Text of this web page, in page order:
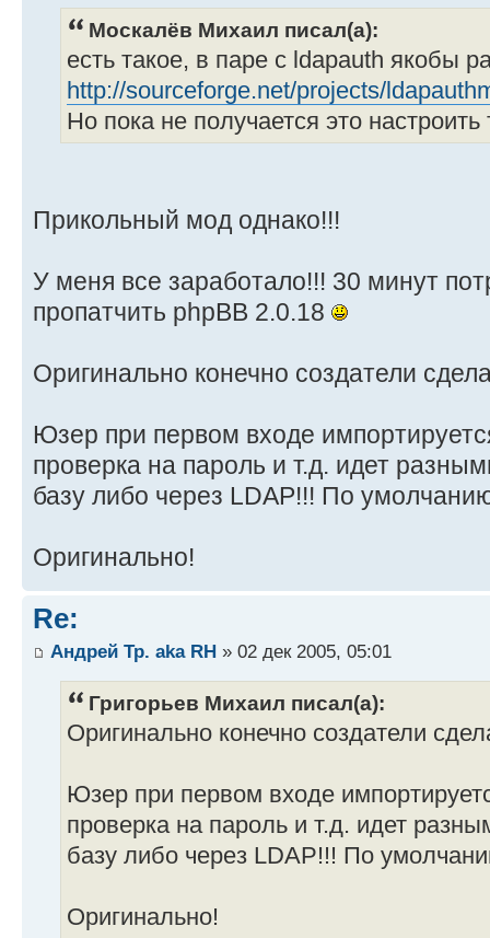
Москалёв Михаил писал(а):
есть такое, в паре с ldapauth якобы
http://sourceforge.net/projects/
Но пока не получается это настроить
Прикольный мод однако!!!
У меня все заработало!!! 30 минут
пропатчить phpBB 2.0.18
Оригинально конечно создатели
Юзер при первом входе
проверка на пароль и т.д. идет
базу либо через LDAP!!! По
Оригинально!
Re:
Андрей Тр. aka RH » 02 дек 2005, 05:01
Григорьев Михаил писал(а):
Оригинально конечно создатели
Юзер при первом входе
проверка на пароль и т.д. идет
базу либо через LDAP!!! По
Оригинально!